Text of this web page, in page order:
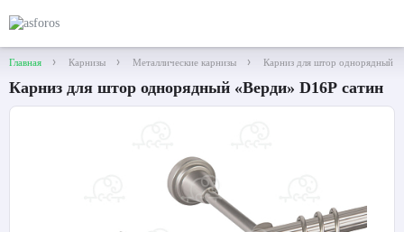
Главная Карнизы Металлические карнизы Карниз для штор однорядный
Карниз для штор однорядный «Верди» D16Р сатин